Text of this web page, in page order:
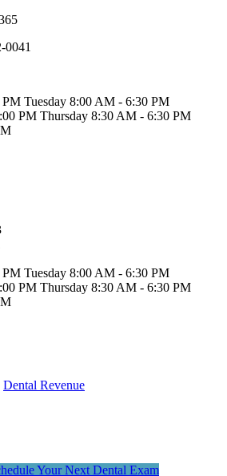
0041
PM Tuesday 8:00 AM - 6:30 PM
PM Thursday 8:30 AM - 6:30 PM
PM Tuesday 8:00 AM - 6:30 PM
PM Thursday 8:30 AM - 6:30 PM
Dental Revenue
Your Next Dental Exam